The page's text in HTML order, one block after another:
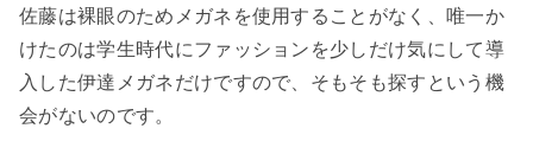
佐藤は裸眼のためメガネを使用することがなく、唯一か
けたのは学生時代にファッションを少しだけ気にして導
入した伊達メガネだけですので、そもそも探すという機
会がないのです。